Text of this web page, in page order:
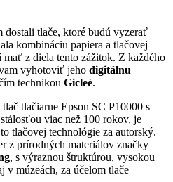
dostali tlače, ktoré budú vyzerať
kombináciu papiera a tlačovej
z diela tento zážitok. Z každého
vyhotoviť jeho digitálnu
technikou Gicleé.
tlačiarne Epson SC P10000 s
viac než 100 rokov, je
tlačovej technológie za autorský.
z prírodných materiálov značky
, s výraznou štruktúrou, vysokou
v múzeách, za účelom tlače